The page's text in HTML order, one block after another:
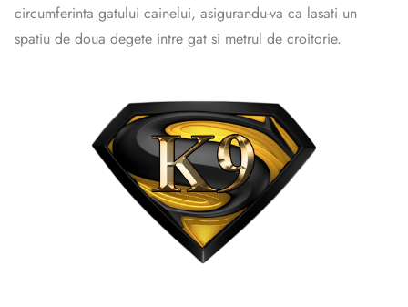
circumferinta gatului cainelui, asigurandu-va ca lasati un
spatiu de doua degete intre gat si metrul de croitorie.